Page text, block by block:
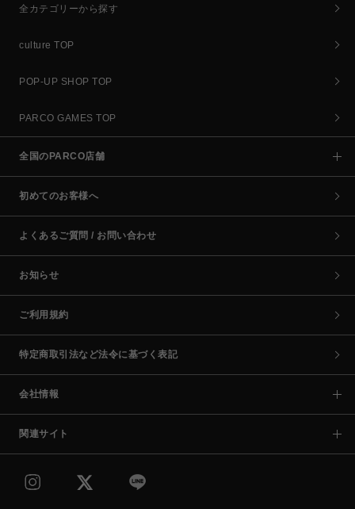
全カテゴリーから探す
culture TOP
POP-UP SHOP TOP
PARCO GAMES TOP
全国のPARCO店舗
初めてのお客様へ
よくあるご質問 / お問い合わせ
お知らせ
ご利用規約
特定商取引法など法令に基づく表記
会社情報
関連サイト